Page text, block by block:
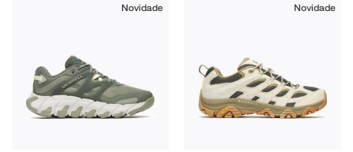
Novidade Novidade